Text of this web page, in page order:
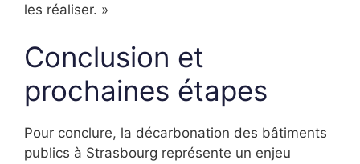
les réaliser. »
Conclusion et
prochaines étapes
Pour conclure, la décarbonation des bâtiments
publics à Strasbourg représente un enjeu